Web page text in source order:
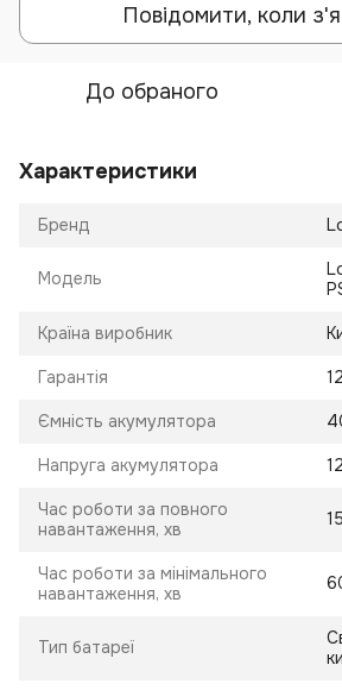
Повідомити, коли
До обраного
Характеристики
Бренд
Модель
Країна виробник
Гарантія
Ємність акумулятора
Напруга акумулятора 12
Час роботи за повного
навантаження, хв
15
Час роботи за мінімального
навантаження, хв
Тип батареї